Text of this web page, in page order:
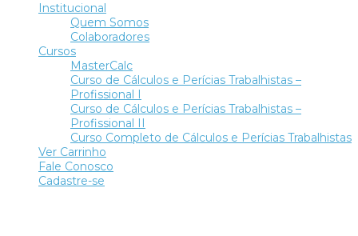
Institucional
Quem Somos
Colaboradores
Cursos
MasterCalc
Curso de Cálculos e Perícias Trabalhistas –
Profissional I
Curso de Cálculos e Perícias Trabalhistas –
Profissional II
Curso Completo de Cálculos e Perícias Trabalhistas
Ver Carrinho
Fale Conosco
Cadastre-se